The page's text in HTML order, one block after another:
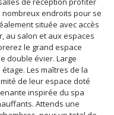
double évier. Large
Les maîtres de la